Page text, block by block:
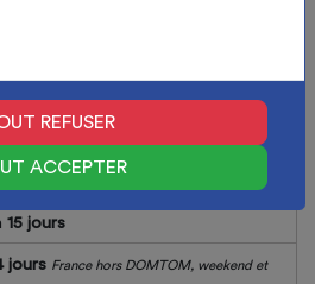
REFUSER
ACCEPTER
15 jours
jours France hors DOMTOM, weekend et